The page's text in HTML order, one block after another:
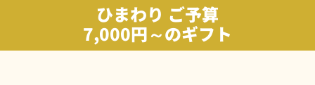
ひまわり ご予算
7,000円～のギフト